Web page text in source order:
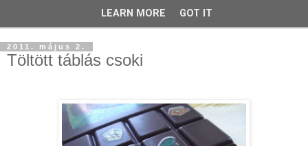
2011. május 2.
Töltött táblás csoki
LEARN MORE GOT IT